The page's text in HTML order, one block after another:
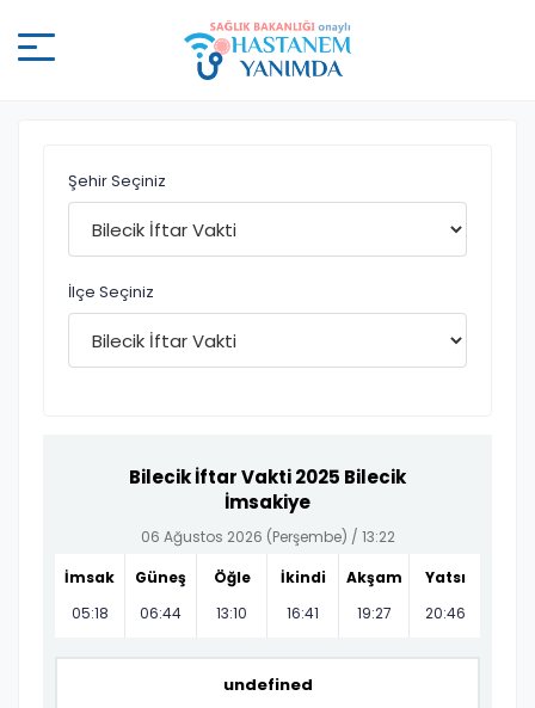
Şehir Seçiniz
İlçe Seçiniz
Bilecik İftar Vakti 2025 Bilecik
İmsakiye
06 Ağustos 2026 (Perşembe) / 13:22
İmsak
05:18
Güneş
06:44
Öğle
13:10
İkindi
16:41
Akşam
19:27
Yatsı
20:46
undefined